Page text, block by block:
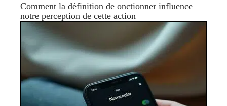
Comment la définition de onctionner influence
notre perception de cette action